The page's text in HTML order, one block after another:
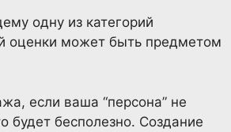
одну из категорий
оценки может быть предметом
если ваша “персона” не
будет бесполезно. Создание